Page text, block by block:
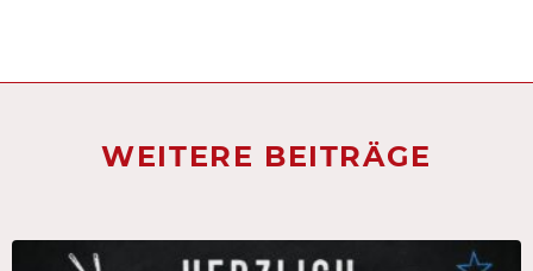
WEITERE BEITRÄGE